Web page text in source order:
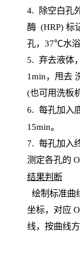
4.
除空白孔
酶 (HRP) 标
孔， 37℃水
5. 弃去液体
1min，甩去
(也可用洗板
6. 每孔加入
15min。
7. 每孔加入
测定各孔的
结果判断
绘制标准曲
坐标，对应
线，按曲线